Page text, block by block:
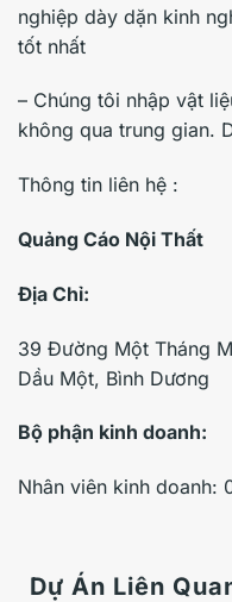
nghiệp dày dặn kinh
tốt nhất
– Chúng tôi nhập vật
không qua trung gian.
Thông tin liên hệ :
Quảng Cáo Nội Thất
Địa Chỉ:
39 Đường Một Tháng
Dầu Một, Bình Dương
Bộ phận kinh doanh:
Nhân viên kinh doanh:
Dự Án Liên